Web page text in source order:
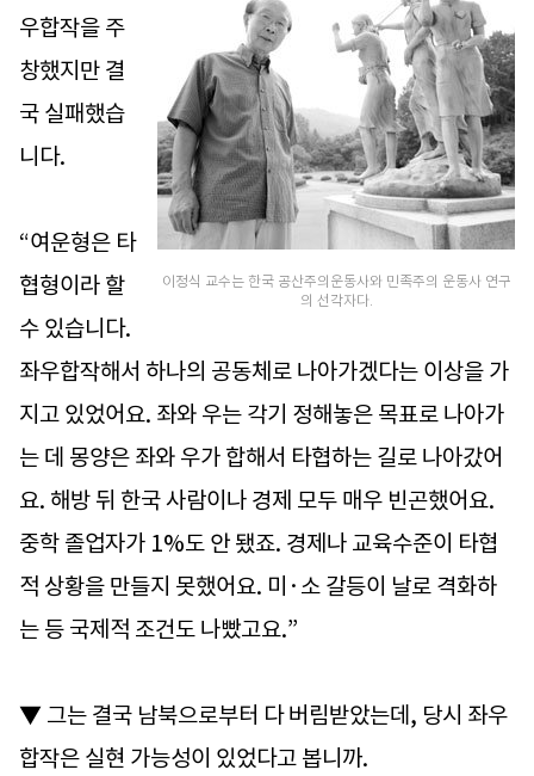
이정식 교수는 한국 공산주의운동사와 민족주의 운동사 연구
의 선각자다.
우합작을 주
창했지만 결
국 실패했습
니다.
“여운형은 타
협형이라 할
수 있습니다.
좌우합작해서 하나의 공동체로 나아가겠다는 이상을 가
지고 있었어요. 좌와 우는 각기 정해놓은 목표로 나아가
는 데 몽양은 좌와 우가 합해서 타협하는 길로 나아갔어
요. 해방 뒤 한국 사람이나 경제 모두 매우 빈곤했어요.
중학 졸업자가 1%도 안 됐죠. 경제나 교육수준이 타협
적 상황을 만들지 못했어요. 미·소 갈등이 날로 격화하
는 등 국제적 조건도 나빴고요.”
▼ 그는 결국 남북으로부터 다 버림받았는데, 당시 좌우
합작은 실현 가능성이 있었다고 봅니까.